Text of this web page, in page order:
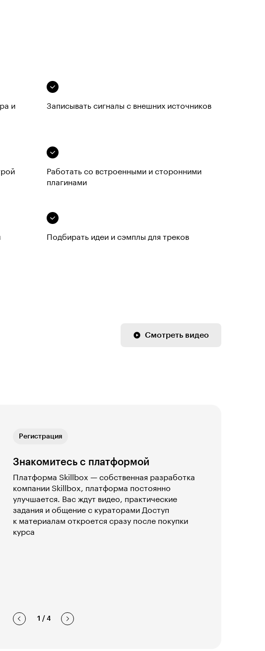
и
Записывать сигналы с внешних источников
Работать со встроенными и сторонними
плагинами
Подбирать идеи и сэмплы для треков
Смотреть видео
1 / 4
Обратная связь
Регистрация
Знакомитесь с платформой
Платформа Skillbox — собственная разработка
компании Skillbox, платформа постоянно
улучшается. Вас ждут видео, практические
задания и общение с кураторами Доступ
к материалам откроется сразу после покупки
курса
Теория
Практика
Обратная связь
Регистрация